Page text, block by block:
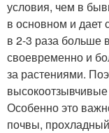
условия, чем в
в основном и дает
в 2-3 раза больше
своевременно и
за растениями.
Особенно это
почвы,